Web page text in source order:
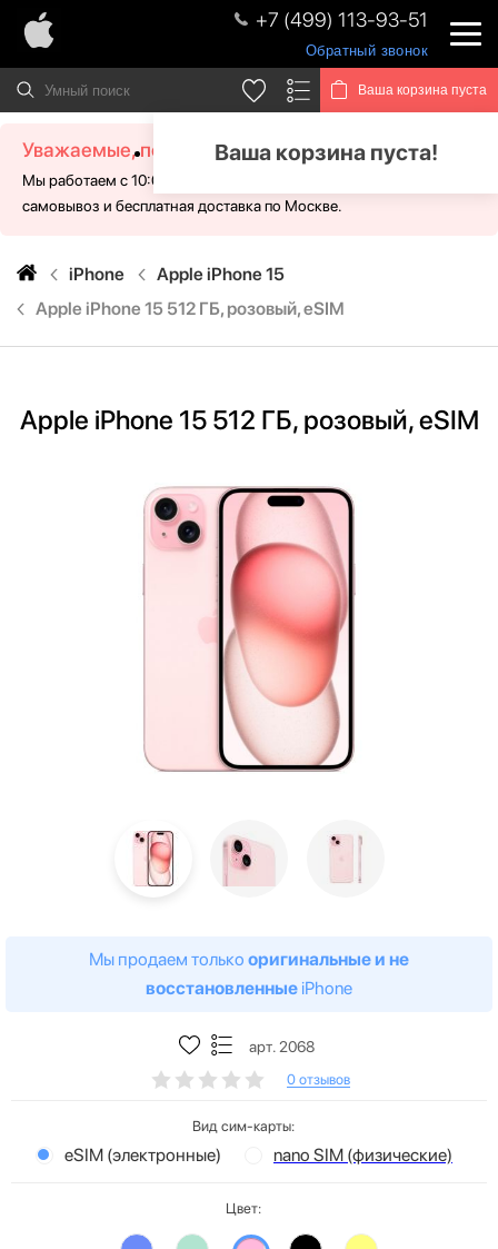
+7 (499) 113-93-51
Обратный звонок
Ваша корзина пуста
Ваша корзина пуста!
Уважаемые, посетители!
Мы работаем с 10:00 - 21:00 без выходных. Для Вас доступен
самовывоз и бесплатная доставка по Москве.
iPhone
Apple iPhone 15
Apple iPhone 15 512 ГБ, розовый, eSIM
Apple iPhone 15 512 ГБ, розовый, eSIM
Мы продаем только оригинальные и не
восстановленные iPhone
арт. 2068
0 отзывов
Вид сим-карты:
eSIM (электронные) nano SIM (физические)
Цвет: